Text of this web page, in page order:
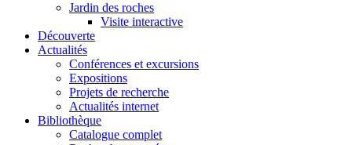
Jardin des roches
Visite interactive
Découverte
Actualités
Conférences et excursions
Expositions
Projets de recherche
Actualités internet
Bibliothèque
Catalogue complet